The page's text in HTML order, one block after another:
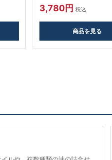
3,780円 税込
商品を見る